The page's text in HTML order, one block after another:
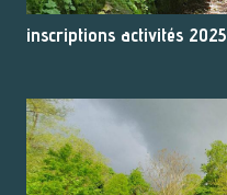
inscriptions activités 2025